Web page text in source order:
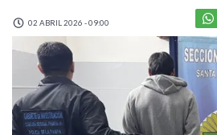
02 ABRIL 2026 - 09:00